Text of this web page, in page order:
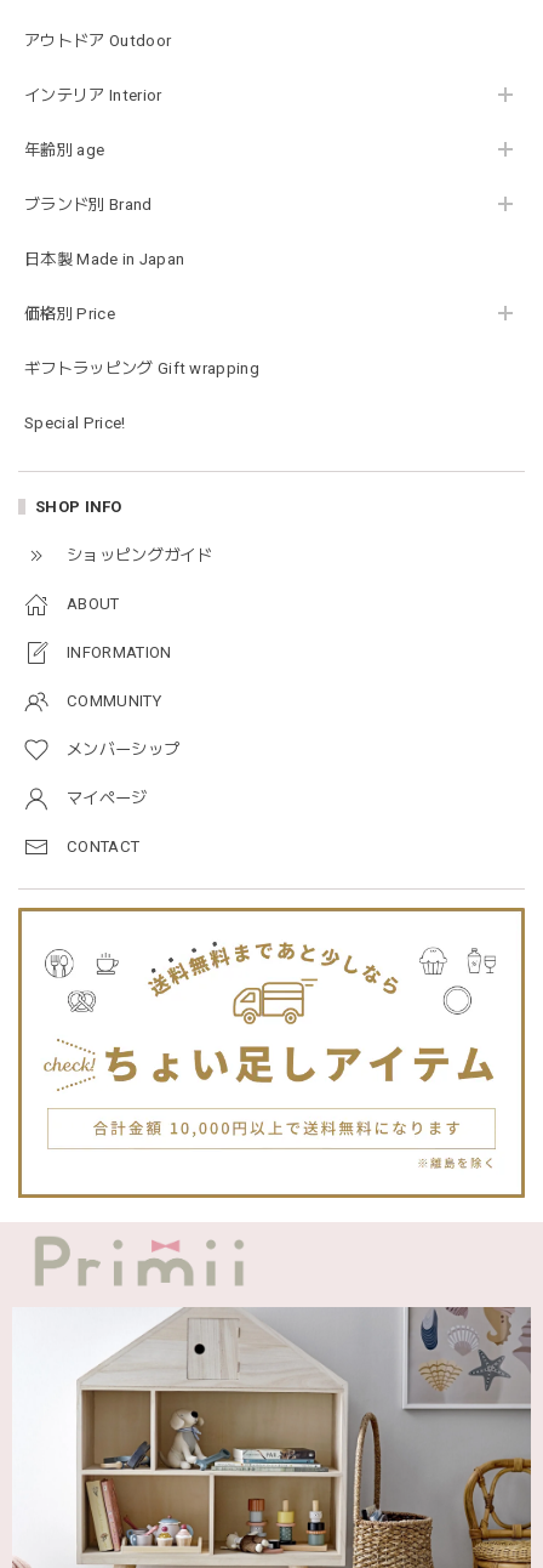
アウトドア Outdoor
インテリア Interior
年齢別 age
ブランド別 Brand
日本製 Made in Japan
価格別 Price
ギフトラッピング Gift wrapping
Special Price!
SHOP INFO
ショッピングガイド
ABOUT
INFORMATION
COMMUNITY
メンバーシップ
マイページ
CONTACT
お砂場セットや木のおもちゃ、ニット帽にTシャツにサング
た…！✨どれも使いやすいベーシックな色味のものたちで、
すぐに使い始めました。今年もまた購入したいと思える最高
プレゼントした友人がとても喜んでました。ありがとうござ
います！
JELLYCATは特に個体差が激しいブランドなので、どんな子
です。Primiiさんでお迎えした子はみんな可愛い子なので嬉
2025/12/12
blanco ブランコ | ダブルボアブランケット ベビー double boa blanket ホワイト 無地
発送も届くのも早かったです！バースデーバルーンも入って
て嬉しかったです🎈誕生日に使わせて頂きます🫶
Adnil LAND アドニルランド | PULL ALONG PUPPY からだをくねくねさせながらついてくる プル アロング パピー プルトイ 木のおもちゃ
2025/12/02
飾るものを引き立ててくれる 木のコンポート台 【Mサイズ】 304955 shesay
2025/10/06